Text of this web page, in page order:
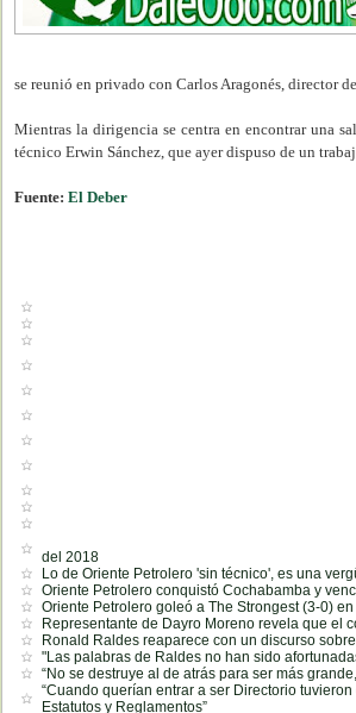
se reunió en privado con Carlos Aragonés, director
Mientras la dirigencia se centra en encontrar una
técnico Erwin Sánchez, que ayer dispuso de un
Fuente:El Deber
del 2018
Lo de Oriente Petrolero 'sin técnico', es una
Oriente Petrolero conquistó Cochabamba y
Oriente Petrolero goleó a The Strongest (3-0)
Representante de Dayro Moreno revela que el
Ronald Raldes reaparece con un discurso
"Las palabras de Raldes no han sido
“No se destruye al de atrás para ser más
“Cuando querían entrar a ser Directorio
Estatutos y Reglamentos”